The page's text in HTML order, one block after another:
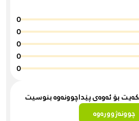
0
0
0
0
0
بۆ ئەوەی پێداچوونەوە بنوسیت
چوونەژوورەوە